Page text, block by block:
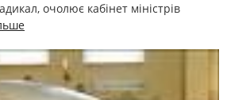
очолює кабінет міністрів